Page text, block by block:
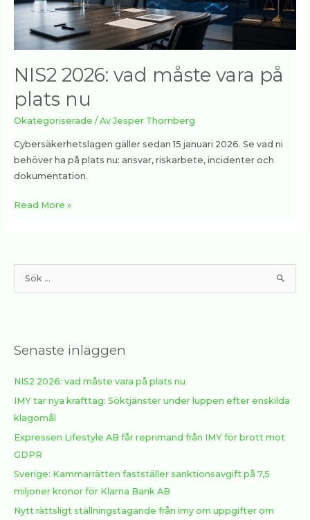
NIS2 2026: vad måste vara på
plats nu
Okategoriserade / Av Jesper Thornberg
Cybersäkerhetslagen gäller sedan 15 januari 2026. Se vad ni
behöver ha på plats nu: ansvar, riskarbete, incidenter och
dokumentation.
nu
Read More »
f
e
r
:
Senaste inläggen
NIS2 2026: vad måste vara på plats nu
IMY tar nya krafttag: Söktjänster under luppen efter enskilda
klagomål
Expressen Lifestyle AB får reprimand från IMY för brott mot
GDPR
Sverige: Kammarrätten fastställer sanktionsavgift på 7,5
miljoner kronor för Klarna Bank AB
Nytt rättsligt ställningstagande från imy om uppgifter om